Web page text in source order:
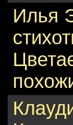
Илья